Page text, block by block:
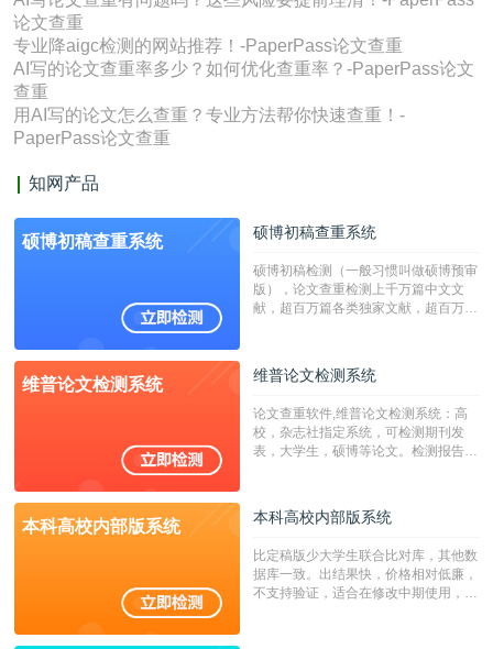
论文查重
专业降aigc检测的网站推荐！-PaperPass论文查重
AI写的论文查重率多少？如何优化查重率？-PaperPass论文
查重
用AI写的论文怎么查重？专业方法帮你快速查重！-
PaperPass论文查重
知网产品
硕博初稿查重系统 硕博初稿查重系统
硕博初稿检测（一般习惯叫做硕博预审
版），论文查重检测上千万篇中文文
献，超百万篇各类独家文献，超百万港
校用来检测硕博论文的系统，检测范围
广，数据来源真实，检测算法合理!本
字符数30万）
维普论文检测系统 维普论文检测系统
论文查重软件,维普论文检测系统：高
校，杂志社指定系统，可检测期刊发
表，大学生，硕博等论文。检测报告支
本科高校内部版系统 本科高校内部版系统
比定稿版少大学生联合比对库，其他数
据库一致。出结果快，价格相对低廉，
不支持验证，适合在修改中期使用，定